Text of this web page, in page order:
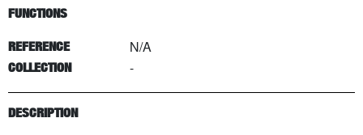
FUNCTIONS
REFERENCE N/A
COLLECTION -
DESCRIPTION